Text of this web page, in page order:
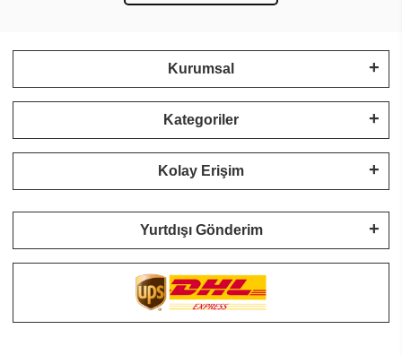
Kurumsal
Kategoriler
Kolay Erişim
Yurtdışı Gönderim